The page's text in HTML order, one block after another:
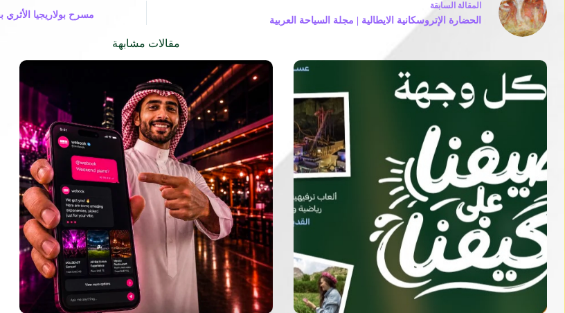
المقالة السابقة
الحضارة الإتروسكانية الايطالية | مجلة السياحة العربية
مسرح بولاريجيا
مقالات مشابهة